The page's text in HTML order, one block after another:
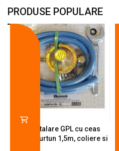
PRODUSE POPULARE
Kit instalare GPL cu ceas
butelie, furtun 1,5m, coliere si